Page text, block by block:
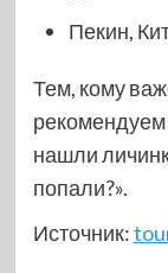
Пекин,
Тем, кому
рекомендуем
нашли
попали?».
Источник: